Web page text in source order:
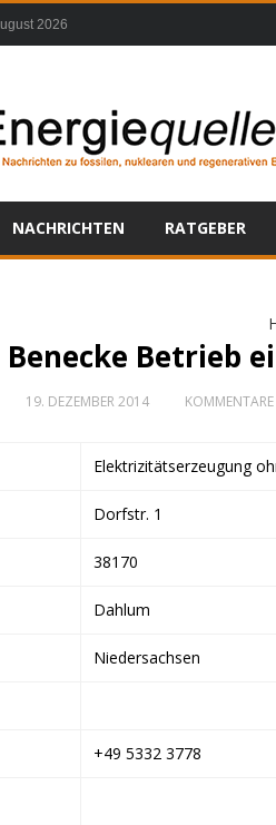
2026
NACHRICHTEN RATGEBER
Benecke Betrieb
19. DEZEMBER 2014
Elektrizitätserzeugung
Dorfstr. 1
38170
Dahlum
Niedersachsen
+49 5332 3778